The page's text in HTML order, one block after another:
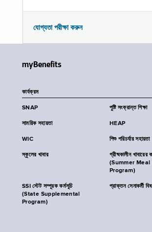
যোগ্যতা পরীক্ষা করুন
myBenefits
কার্যক্রম
SNAP পুষ্টি সংক্রান্ত শিক্ষা
সাময়িক সহায়তা HEAP
WIC শিশু পরিচর্যার সহায়তা
স্কুলের খাবার
গ্রীষ্মকালীন খাবারের
(Summer Meal
Program)
SSI স্টেট সম্পূরক কর্মসূচি
(State Supplemental
Program)
প্রাক্তন সেনাকর্মী